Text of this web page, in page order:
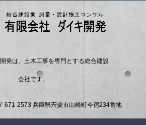
発は、土木工事を専門とする総合建設
会社です。
671-2573 兵庫県宍粟市山崎町今宿234番地